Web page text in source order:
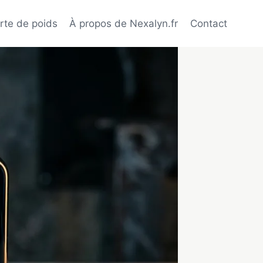
de poids À propos de Nexalyn.fr Contact